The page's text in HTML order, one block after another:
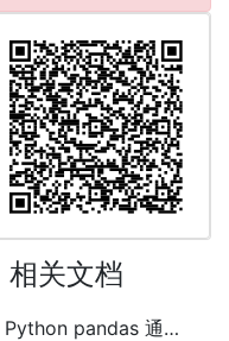
相关文档
Python pandas 通过字段部分匹配合并连接两个DataFrame